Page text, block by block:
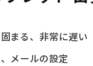
まる、非常に遅い
メールの設定